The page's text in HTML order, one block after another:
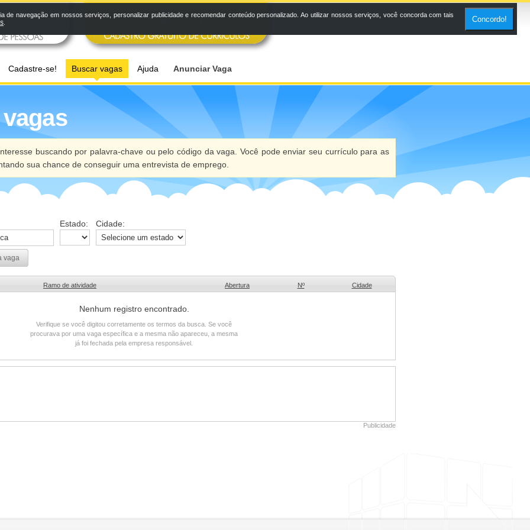
Cadastre-se! Buscar vagas Ajuda Anunciar Vaga
buscando por palavra-chave ou pelo código da vaga. Você pode enviar seu currículo para as
sua chance de conseguir uma entrevista de emprego.
Estado: Cidade:
vaga
Ramo de atividade Abertura Nº Cidade
Nenhum registro encontrado.
Verifique se você digitou corretamente os termos da busca. Se você
procurava por uma vaga específica e a mesma não apareceu, a mesma
já foi fechada pela empresa responsável.
Publicidade
navegação em nossos serviços, personalizar publicidade e recomendar conteúdo personalizado. Ao utilizar nossos serviços, você concorda com tais
Concordo!